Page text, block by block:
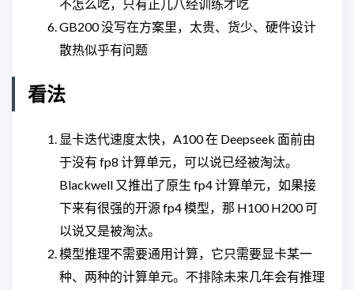
不怎么吃，只有正儿八经训练才吃
GB200 没写在方案里，太贵、货少、硬件设计
散热似乎有问题
看法
显卡迭代速度太快，A100 在 Deepseek 面前由
于没有 fp8 计算单元，可以说已经被淘汰。
Blackwell 又推出了原生 fp4 计算单元，如果接
下来有很强的开源 fp4 模型，那 H100 H200 可
以说又是被淘汰。
模型推理不需要通用计算，它只需要显卡某一
种、两种的计算单元。不排除未来几年会有推理